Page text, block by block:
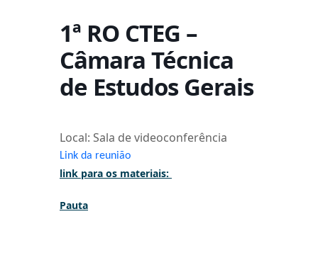
1ª RO CTEG –
Câmara Técnica
de Estudos Gerais
Local: Sala de videoconferência
Link da reunião
link para os materiais:
Pauta